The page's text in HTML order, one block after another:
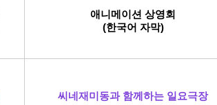
애니메이션 상영회
(한국어 자막)
씨네재미동과 함께하는 일요극장